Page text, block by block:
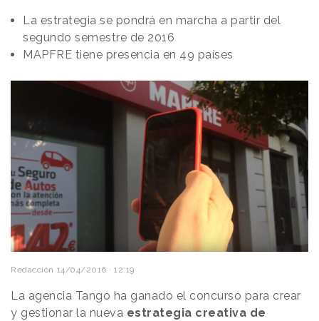
La estrategia se pondrá en marcha a partir del
segundo semestre de 2016
MAPFRE tiene presencia en 49 países
Redacción 14/04/2016 · 12:19
La agencia Tango ha ganado el concurso para crear
y gestionar la nueva estrategia creativa de